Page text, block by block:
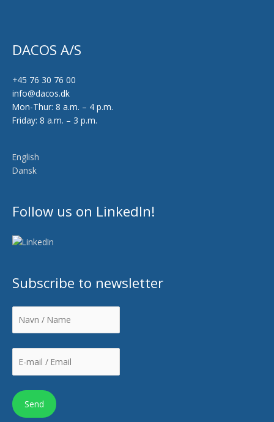
DACOS A/S
+45 76 30 76 00
info@dacos.dk
Mon-Thur: 8 a.m. – 4 p.m.
Friday: 8 a.m. – 3 p.m.
English
Dansk
Follow us on LinkedIn!
Subscribe to newsletter